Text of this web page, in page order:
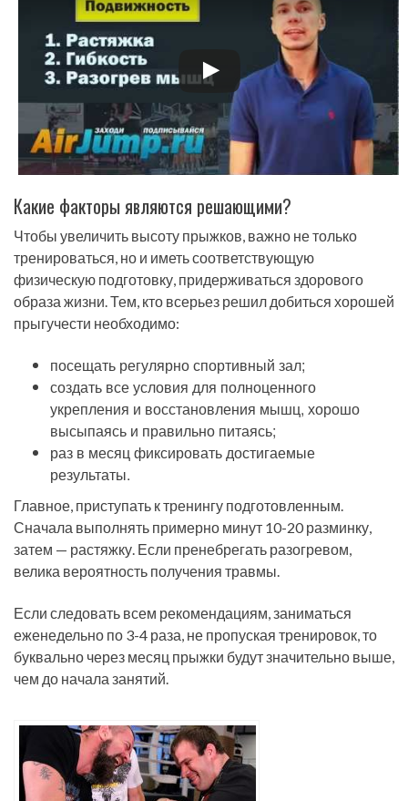
Какие факторы являются решающими?
Чтобы увеличить высоту прыжков, важно не только
тренироваться, но и иметь соответствующую
физическую подготовку, придерживаться здорового
образа жизни. Тем, кто всерьез решил добиться хорошей
прыгучести необходимо:
посещать регулярно спортивный зал;
создать все условия для полноценного
укрепления и восстановления мышц, хорошо
высыпаясь и правильно питаясь;
раз в месяц фиксировать достигаемые
результаты.
Главное, приступать к тренингу подготовленным.
Сначала выполнять примерно минут 10-20 разминку,
затем — растяжку. Если пренебрегать разогревом,
велика вероятность получения травмы.
Если следовать всем рекомендациям, заниматься
еженедельно по 3-4 раза, не пропуская тренировок, то
буквально через месяц прыжки будут значительно выше,
чем до начала занятий.